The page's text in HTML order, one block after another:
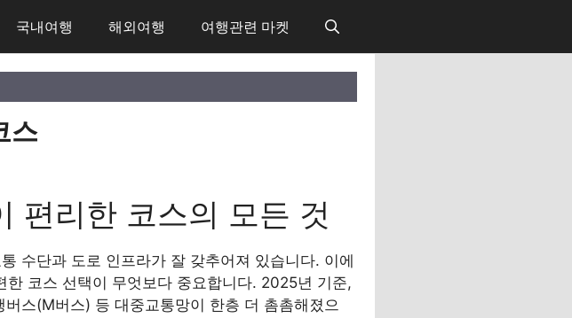
국내여행 해외여행 여행관련 마켓
스
편리한 코스의 모든 것
수단과 도로 인프라가 잘 갖추어져 있습니다. 이에
코스 선택이 무엇보다 중요합니다. 2025년 기준,
스(M버스) 등 대중교통망이 한층 더 촘촘해졌으